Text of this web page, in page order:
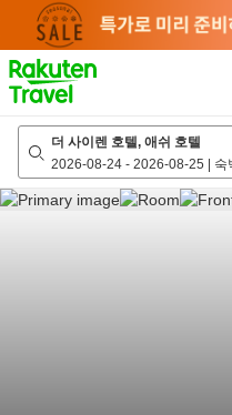
page
더 사이렌 호텔, 애쉬 호텔
2026-08-24 - 2026-08-25 | 숙